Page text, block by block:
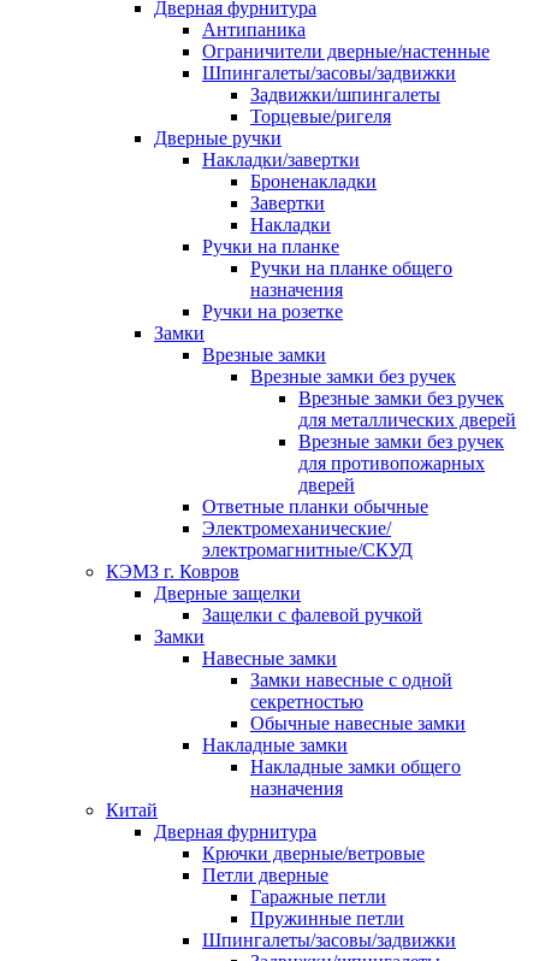
Дверная фурнитура
Антипаника
Ограничители дверные/настенные
Шпингалеты/засовы/задвижки
Задвижки/шпингалеты
Торцевые/ригеля
Дверные ручки
Накладки/завертки
Броненакладки
Завертки
Накладки
Ручки на планке
Ручки на планке общего
назначения
Ручки на розетке
Замки
Врезные замки
Врезные замки без ручек
Врезные замки без ручек
для металлических дверей
Врезные замки без ручек
для противопожарных
дверей
Ответные планки обычные
Электромеханические/
электромагнитные/СКУД
КЭМЗ г. Ковров
Дверные защелки
Защелки с фалевой ручкой
Замки
Навесные замки
Замки навесные с одной
секретностью
Обычные навесные замки
Накладные замки
Накладные замки общего
назначения
Китай
Дверная фурнитура
Крючки дверные/ветровые
Петли дверные
Гаражные петли
Пружинные петли
Шпингалеты/засовы/задвижки